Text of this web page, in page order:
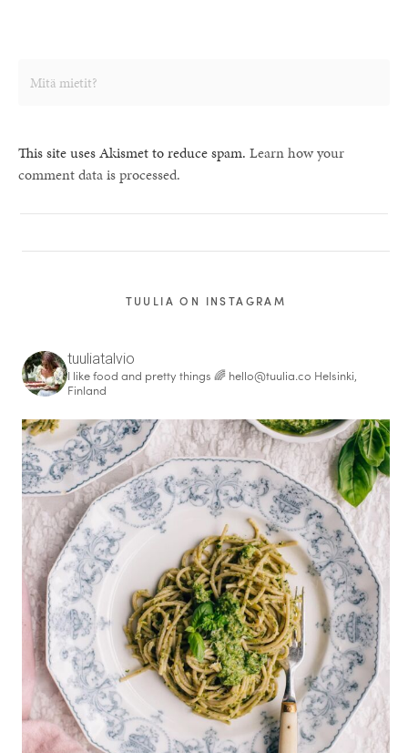
This site uses Akismet to reduce spam. Learn how your
comment data is processed.
TUULIA ON INSTAGRAM
tuuliatalvio
I like food and pretty things 🌈 hello@tuulia.co Helsinki,
Finland